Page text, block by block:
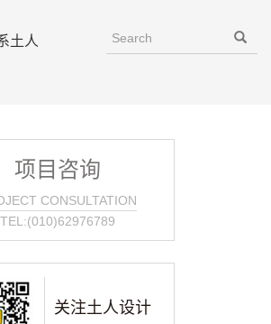
土人
项目咨询
CONSULTATION
TEL:(010)62976789
关注土人设计